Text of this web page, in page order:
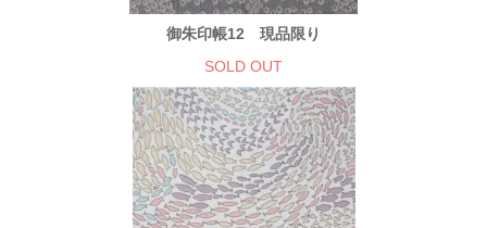
御朱印帳12 現品限り
SOLD OUT